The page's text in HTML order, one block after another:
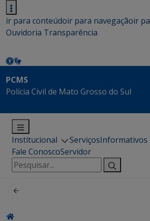
ir para conteúdoir para navegaçãoir
Ouvidoria Transparência
PCMS
Polícia Civil de Mato Grosso do Sul
Institucional ServiçosInformativos
Fale ConoscoServidor
Pesquisar
por: